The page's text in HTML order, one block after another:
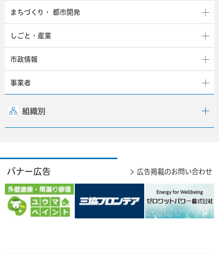
まちづくり・ 都市開発
しごと・産業
市政情報
事業者
組織別
バナー広告 広告掲載のお問い合わせ